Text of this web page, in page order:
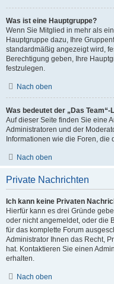
Was ist eine Hauptgruppe?
Wenn Sie Mitglied in mehr als
Hauptgruppe dazu, Ihre
standardmäßig angezeigt wird,
Berechtigung geben, Ihre
festzulegen.
Nach oben
Was bedeutet der „Das
Auf dieser Seite finden Sie eine
Administratoren und der
Informationen wie die Foren,
Nach oben
Private Nachrichten
Ich kann keine Privaten
Hierfür kann es drei Gründe
oder nicht angemeldet, oder die
für das komplette Forum
Administrator Ihnen das Recht,
hat. Kontaktieren Sie einen
erhalten.
Nach oben